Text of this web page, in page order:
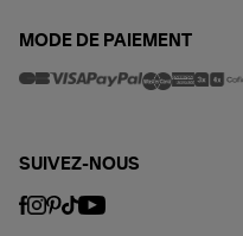
MODE DE PAIEMENT
SUIVEZ-NOUS